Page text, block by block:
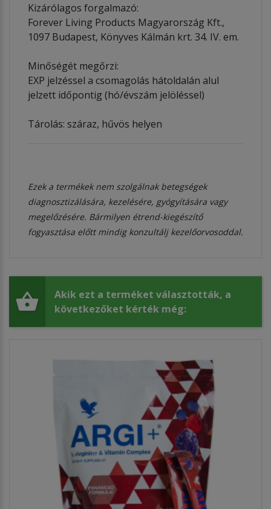
Kizárólagos forgalmazó:
Forever Living Products Magyarország Kft.,
1097 Budapest, Könyves Kálmán krt. 34. IV. em.
Minőségét megőrzi:
EXP jelzéssel a csomagolás hátoldalán alul
jelzett időpontig (hó/évszám jelöléssel)
Tárolás: száraz, hűvös helyen
Ezek a termékek nem szolgálnak betegségek
diagnosztizálására, kezelésére, gyógyítására vagy
megelőzésére. Bármilyen étrend-kiegészítő
fogyasztása előtt mindig konzultálj kezelőorvosoddal.
Akik ezt a terméket választották, a
következőket kérték még: